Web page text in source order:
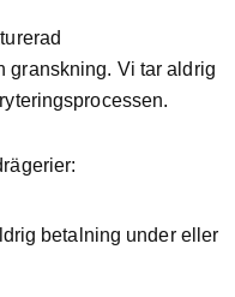
granskning. Vi tar aldrig
betalning under eller